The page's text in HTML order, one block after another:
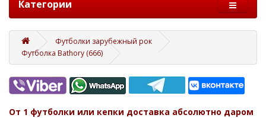
Категории
Футболки зарубежный рок
Футболка Bathory (666)
От 1 футболки или кепки доставка абсолютно даром